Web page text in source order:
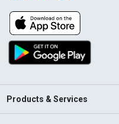
Products & Services